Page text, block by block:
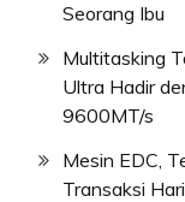
Seorang Ibu
Multitasking
Ultra Hadir
9600MT/s
Mesin EDC,
Transaksi